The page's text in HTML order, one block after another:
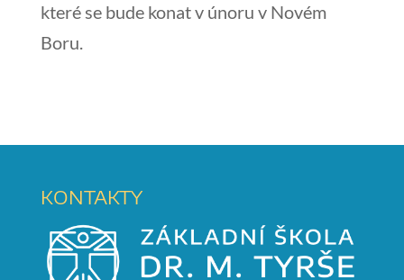
které se bude konat v únoru v Novém
Boru.
KONTAKTY